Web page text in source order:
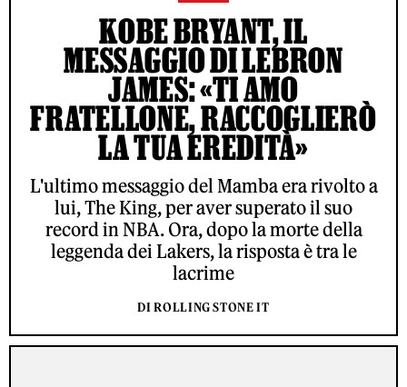
KOBE BRYANT, IL
MESSAGGIO DI LEBRON
JAMES: «TI AMO
FRATELLONE, RACCOGLIERÒ
LA TUA EREDITÀ»
L'ultimo messaggio del Mamba era rivolto a
lui, The King, per aver superato il suo
record in NBA. Ora, dopo la morte della
leggenda dei Lakers, la risposta è tra le
lacrime
DI ROLLING STONE IT